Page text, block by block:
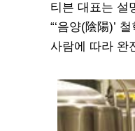
티븐 대표는 설
“‘음양(陰陽)’
사람에 따라 완